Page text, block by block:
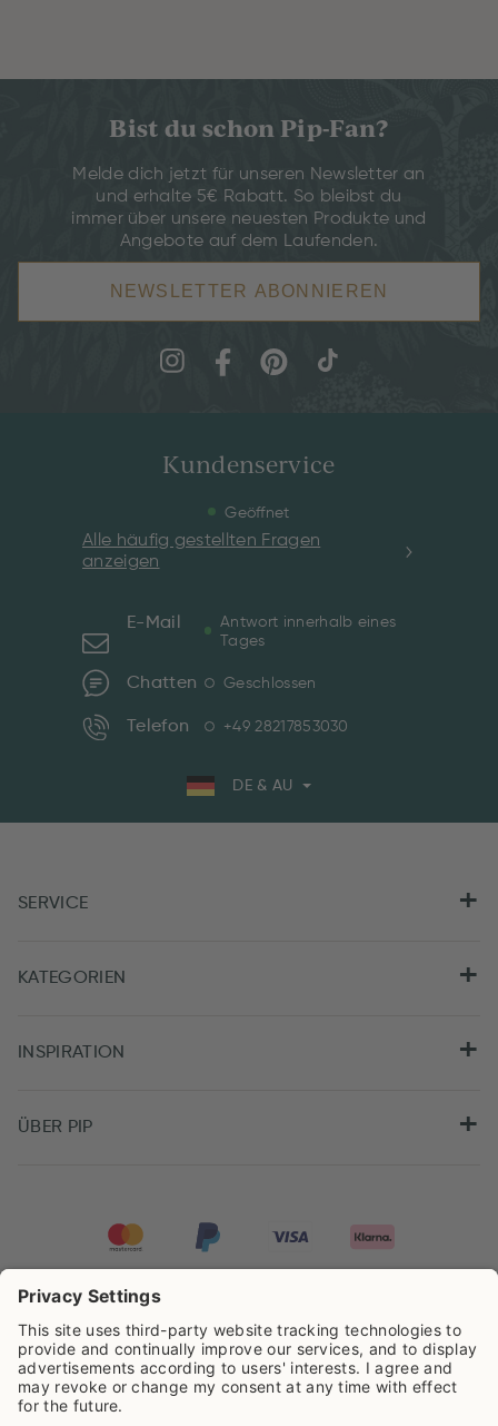
Bist du schon Pip-Fan?
Melde dich jetzt für unseren Newsletter an
und erhalte 5€ Rabatt. So bleibst du
immer über unsere neuesten Produkte und
Angebote auf dem Laufenden.
NEWSLETTER ABONNIEREN
Kundenservice
Geöffnet
Alle häufig gestellten Fragen
anzeigen
E-Mail
Antwort innerhalb eines
Tages
Chatten Geschlossen
Telefon +49 28217853030
DE & AU
SERVICE
KATEGORIEN
INSPIRATION
ÜBER PIP